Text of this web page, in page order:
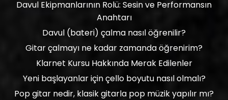
Davul Ekipmanlarının Rolü: Sesin ve Performansın
Anahtarı
Davul (bateri) çalma nasıl öğrenilir?
Gitar çalmayı ne kadar zamanda öğrenirim?
Klarnet Kursu Hakkında Merak Edilenler
Yeni başlayanlar için çello boyutu nasıl olmalı?
Pop gitar nedir, klasik gitarla pop müzik yapılır mı?